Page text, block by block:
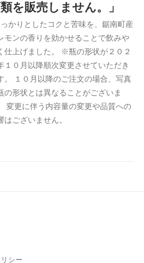
を販売しません。」
かりとしたコクと苦味を、鋸南町産
モンの香りを効かせることで飲みや
仕上げました。 ※瓶の形状が２０２
１０月以降順次変更させていただき
。 １０月以降のご注文の場合、写真
の形状とは異なることがございま
変更に伴う内容量の変更や品質への
はございません。
シー